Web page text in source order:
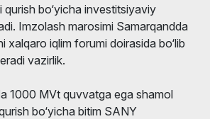
qurish bo‘yicha investitsiyaviy
Imzolash marosimi Samarqandda
xalqaro iqlim forumi doirasida bo‘lib
vazirlik.
1000 MVt quvvatga ega shamol
bo‘yicha bitim SANY